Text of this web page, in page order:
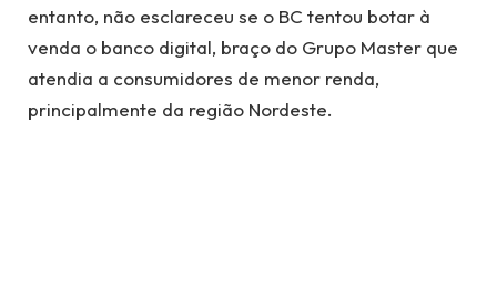
entanto, não esclareceu se o BC tentou botar à
venda o banco digital, braço do Grupo Master que
atendia a consumidores de menor renda,
principalmente da região Nordeste.